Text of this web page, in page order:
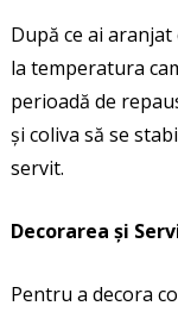
După ce ai
la temperatura
perioadă de
și coliva să se
servit.
Decorarea și
Pentru a decora